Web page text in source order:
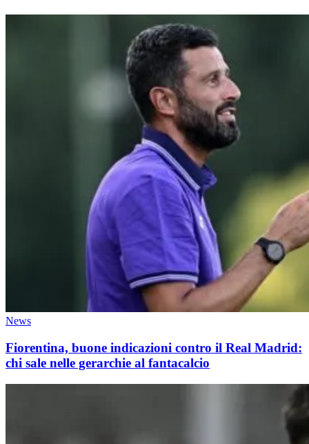
News
Fiorentina, buone indicazioni contro il Real Madrid:
chi sale nelle gerarchie al fantacalcio